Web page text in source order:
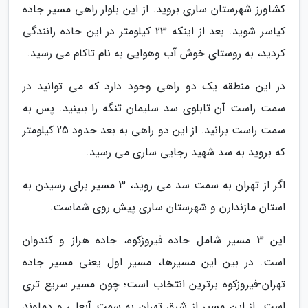
کشاورز شهرستان ساری بروید. از این بلوار راهی مسیر جاده
کیاسر شوید. بعد از اینکه 23 کیلومتر در این جاده رانندگی
کردید، به روستای خوش آب وهوایی به نام تاکام می رسید.
در این منطقه یک دو راهی وجود دارد که می توانید در
سمت راست آن تابلوی سد سلیمان تنگه را ببینید. پس به
سمت راست برانید. از این دو راهی به بعد حدود 25 کیلومتر
که بروید به سد شهید رجایی ساری می رسید.
اگر از تهران به سمت سد می روید، 3 مسیر برای رسیدن به
استان مازندارن و شهرستان ساری پیش روی شماست.
این 3 مسیر شامل جاده فیروزکوه، جاده هراز و کندوان
است. در بین این مسیرها، مسیر اول یعنی مسیر جاده
تهران-فیروزکوه برترین انتخاب است؛ چون مسیر سریع تری